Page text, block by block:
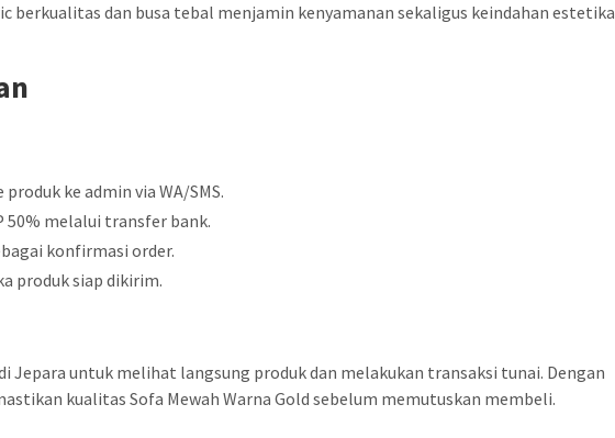
berkualitas dan busa tebal menjamin kenyamanan sekaligus keindahan estetika
ke admin via WA/SMS.
50% melalui transfer bank.
konfirmasi order.
produk siap dikirim.
Jepara untuk melihat langsung produk dan melakukan transaksi tunai. Dengan
kualitas Sofa Mewah Warna Gold sebelum memutuskan membeli.